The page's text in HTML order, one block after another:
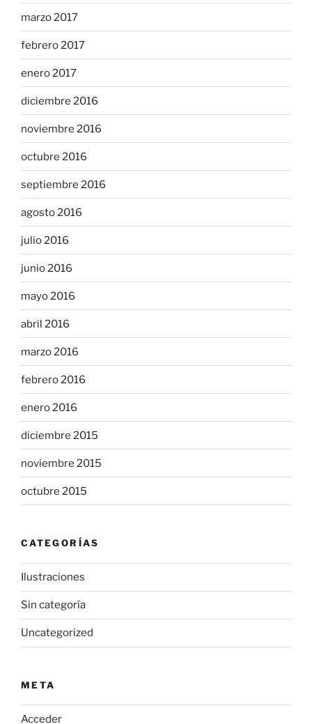
marzo 2017
febrero 2017
enero 2017
diciembre 2016
noviembre 2016
octubre 2016
septiembre 2016
agosto 2016
julio 2016
junio 2016
mayo 2016
abril 2016
marzo 2016
febrero 2016
enero 2016
diciembre 2015
noviembre 2015
octubre 2015
CATEGORÍAS
Ilustraciones
Sin categoría
Uncategorized
META
Acceder